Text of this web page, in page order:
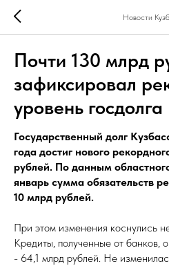
Новости
Почти 130 млрд
зафиксировал
уровень госдолга
Государственный долг
года достиг нового
рублей. По данным
январь сумма обязательств
10 млрд рублей.
При этом изменения коснулись
Кредиты, полученные от банков,
- 64,1 млрд рублей. Не